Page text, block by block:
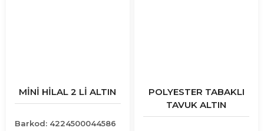
MİNİ HİLAL 2 Lİ ALTIN
Barkod: 4224500044586
POLYESTER TABAKLI
TAVUK ALTIN